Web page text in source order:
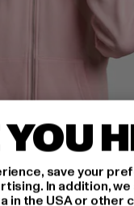
save your
In addition,
the USA or other